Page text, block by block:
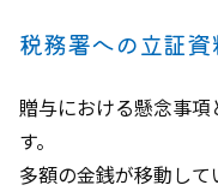
税務署への立証資
贈与における懸念事
す。
多額の金銭が移動し